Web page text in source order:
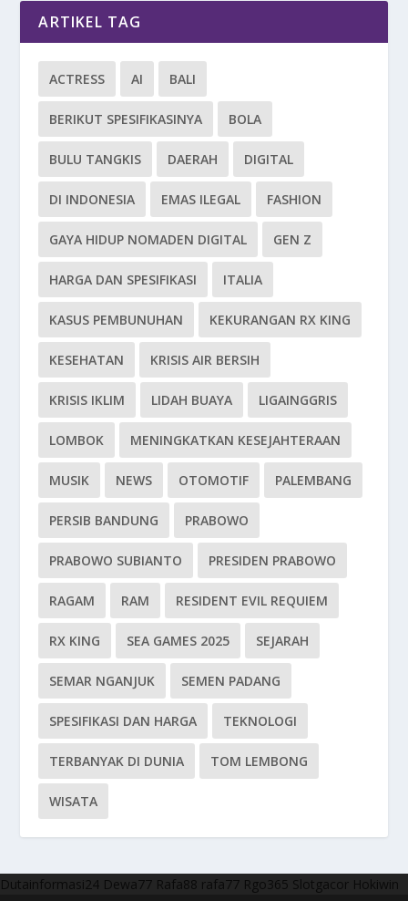
ARTIKEL TAG
ACTRESS AI BALI
BERIKUT SPESIFIKASINYA BOLA
BULU TANGKIS DAERAH DIGITAL
DI INDONESIA EMAS ILEGAL FASHION
GAYA HIDUP NOMADEN DIGITAL GEN Z
HARGA DAN SPESIFIKASI ITALIA
KASUS PEMBUNUHAN KEKURANGAN RX KING
KESEHATAN KRISIS AIR BERSIH
KRISIS IKLIM LIDAH BUAYA LIGAINGGRIS
LOMBOK MENINGKATKAN KESEJAHTERAAN
MUSIK NEWS OTOMOTIF PALEMBANG
PERSIB BANDUNG PRABOWO
PRABOWO SUBIANTO PRESIDEN PRABOWO
RAGAM RAM RESIDENT EVIL REQUIEM
RX KING SEA GAMES 2025 SEJARAH
SEMAR NGANJUK SEMEN PADANG
SPESIFIKASI DAN HARGA TEKNOLOGI
TERBANYAK DI DUNIA TOM LEMBONG
WISATA
Dutainformasi24 Dewa77 Rafa88 rafa77 Rgo365 Slotgacor Hokiwin